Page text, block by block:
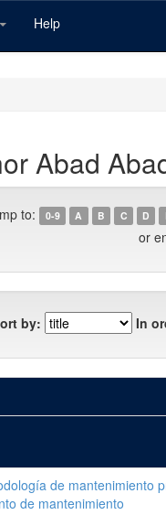
Help
Abad
to: 0-9 A B C D
or
by: In
de mantenimiento
de mantenimiento